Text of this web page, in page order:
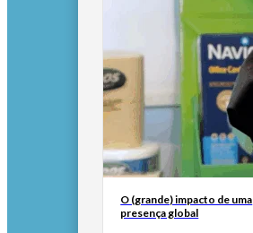
O (grande) impacto de uma
presença global